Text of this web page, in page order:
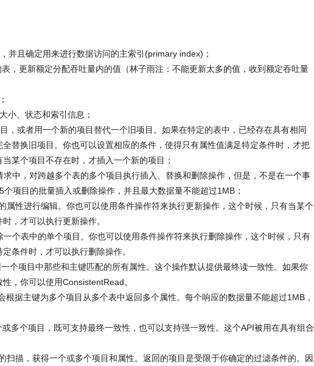
并且确定用来进行数据访问的主索引(primary index)；
，更新额定分配吞吐量内的值（林子雨注：不能更新太多的值，收到额定吞吐量
小、状态和索引信息；
，或者用一个新的项目替代一个旧项目。如果在特定的表中，已经存在具有相同
替换旧项目。你也可以设置相应的条件，使得只有属性值满足特定条件时，才把
某个项目不存在时，才插入一个新的项目；
中，对跨越多个表的多个项目执行插入、替换和删除操作，但是，不是在一个事
项目的批量插入或删除操作，并且最大数据量不能超过1MB；
属性进行编辑。你也可以使用条件操作符来执行更新操作，这个时候，只有当某个
，才可以执行更新操作。
个表中的单个项目。你也可以使用条件操作符来执行删除操作，这个时候，只有
条件时，才可以执行删除操作。
个项目中那些和主键匹配的所有属性。这个操作默认提供最终读一致性。如果你
，你可以使用ConsistentRead。
根据主键为多个项目从多个表中返回多个属性。每个响应的数据量不能超过1MB，
多个项目，既可支持最终一致性，也可以支持强一致性。这个API被用在具有组合
扫描，获得一个或多个项目和属性。返回的项目是受限于你确定的过滤条件的。因